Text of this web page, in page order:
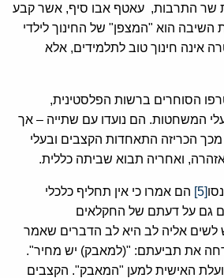
שר התרבות, עאטף אבו סיף, אשר קבע
השיבה הוא "המצפן" של החינוך לילדי
אינה חינוך טוב לתלמידים, אלא
הסוחרים ברשות הפלסטינית,
המשחטות. הם נועדו עם שתייה – אך
מכך הכריזה התאחדות הקצבים ובעלי
ואחריה תבוא שביתה כללית.
[5]
הם אמרו כי אין תחליף כלכלי
גם על דעתם של החקלאים
לשים אליה לב היא לב הדברים שאמר
את תביעתם: "(למאבק) יש מחיר".
האישית למען "המאבק". הקצבים